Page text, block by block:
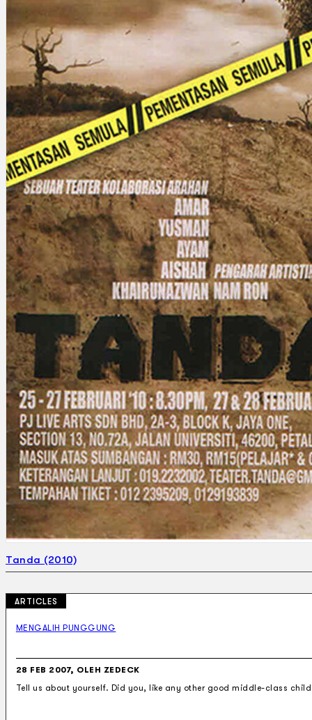
Gelintar
×
Tanda (2010)
ARTICLES
MENGALIH PUNGGUNG
28 FEB 2007, OLEH ZEDECK
Tell us about yourself. Did you, like any other good middle-class